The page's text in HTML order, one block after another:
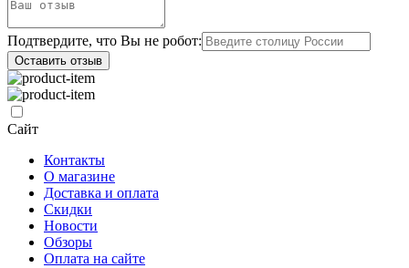
Подтвердите, что Вы не робот:
Оставить отзыв
Сайт
Контакты
О магазине
Доставка и оплата
Скидки
Новости
Обзоры
Оплата на сайте